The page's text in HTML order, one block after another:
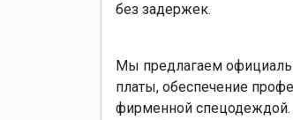
без задержек.
Мы предлагаем
платы, обеспечение
фирменной спецодеждой.